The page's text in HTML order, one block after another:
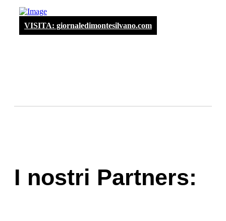
VISITA: giornaledimontesilvano.com
I nostri Partners: